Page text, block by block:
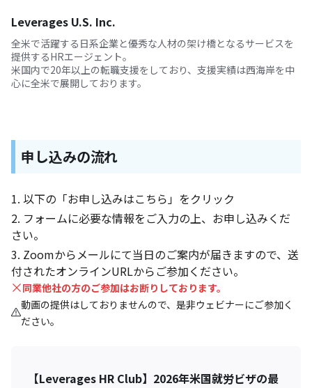
Leverages U.S. Inc.
全米で活躍する日系企業と優秀な人材の架け橋となるサービスを
提供するHRエージェント。
米国内で20年以上の転職支援をしており、支援実績は西海岸を中
心に全米で展開しております。
申し込みの流れ
以下の「お申し込みはこちら」をクリック
フォームに必要な情報をご入力の上、お申し込みくだ
さい。
Zoomからメールにて当日のご案内が届きますので、送
付されたオンラインURLからご参加ください。
同業他社の方のご参加はお断りしております。
動画の提供はしておりませんので、是非ウェビナーにご参加く
ださい。
【Leverages HR Club】2026年米国就労ビザの最